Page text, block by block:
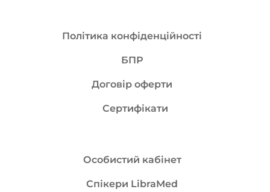
Політика конфіденційності
БПР
Договір оферти
Сертифікати
Особистий кабінет
Спікери LibraMed